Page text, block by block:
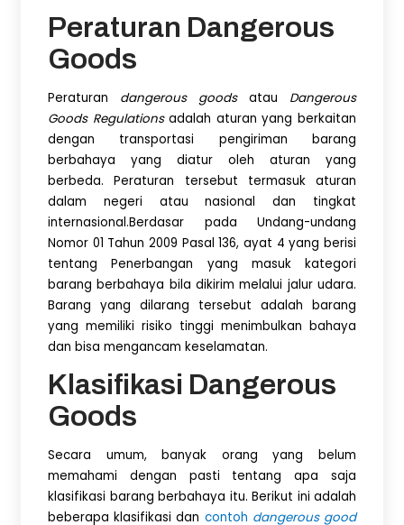
Peraturan Dangerous
Goods
Peraturan dangerous goodsatau Dangerous
Goods Regulationsadalah aturan yang berkaitan
dengan transportasi pengiriman barang
berbahaya yang diatur oleh aturan yang
berbeda. Peraturan tersebut termasuk aturan
dalam negeri atau nasional dan tingkat
internasional.Berdasar pada Undang-undang
Nomor 01 Tahun 2009 Pasal 136, ayat 4 yang berisi
tentang Penerbangan yang masuk kategori
barang berbahaya bila dikirim melalui jalur udara.
Barang yang dilarang tersebut adalah barang
yang memiliki risiko tinggi menimbulkan bahaya
dan bisa mengancam keselamatan.
Klasifikasi Dangerous
Goods
Secara umum, banyak orang yang belum
memahami dengan pasti tentang apa saja
klasifikasi barang berbahaya itu. Berikut ini adalah
beberapa klasifikasi dan contoh dangerous good